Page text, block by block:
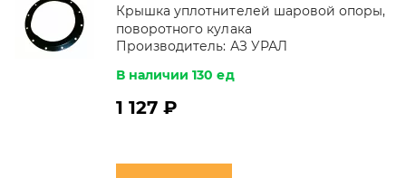
Крышка уплотнителей шаровой опоры,
поворотного кулака
Производитель: АЗ УРАЛ
В наличии 130 ед
1 127 ₽